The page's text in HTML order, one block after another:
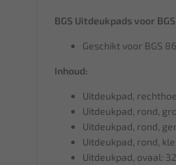
BGS Uitdeukpads voor
Geschikt voor BGS
Inhoud:
Uitdeukpad,
Uitdeukpad, rond,
Uitdeukpad, rond,
Uitdeukpad, rond,
Uitdeukpad, ovaal: